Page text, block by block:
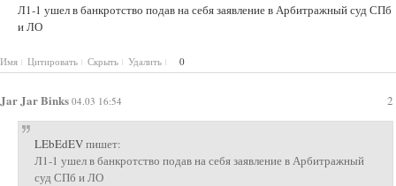
Л1-1 ушел в банкротство подав на себя заявление в Арбитражный суд СПб
и ЛО
Имя Цитировать Скрыть Удалить 0
2
Jar Jar Binks 04.03 16:54
LEbEdEVпишет:
Л1-1 ушел в банкротство подав на себя заявление в Арбитражный
суд СПб и ЛО